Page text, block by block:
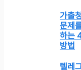
가출
문제
하는
방법
텔레